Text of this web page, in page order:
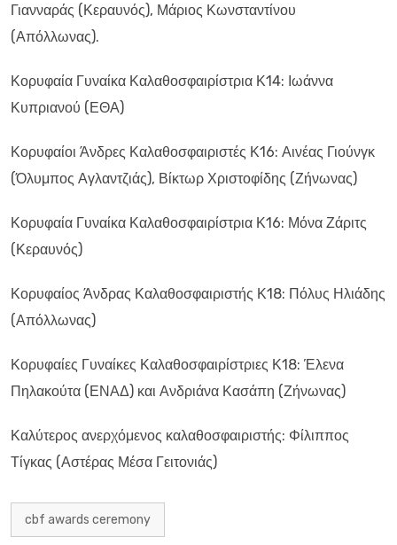
Γιανναράς (Κεραυνός), Μάριος Κωνσταντίνου
(Απόλλωνας).
Κορυφαία Γυναίκα Καλαθοσφαιρίστρια Κ14: Ιωάννα
Κυπριανού (ΕΘΑ)
Κορυφαίοι Άνδρες Καλαθοσφαιριστές Κ16: Αινέας Γιούνγκ
(Όλυμπος Αγλαντζιάς), Βίκτωρ Χριστοφίδης (Ζήνωνας)
Κορυφαία Γυναίκα Καλαθοσφαιρίστρια Κ16: Μόνα Ζάριτς
(Κεραυνός)
Κορυφαίος Άνδρας Καλαθοσφαιριστής Κ18: Πόλυς Ηλιάδης
(Απόλλωνας)
Κορυφαίες Γυναίκες Καλαθοσφαιρίστριες Κ18: Έλενα
Πηλακούτα (ΕΝΑΔ) και Ανδριάνα Κασάπη (Ζήνωνας)
Καλύτερος ανερχόμενος καλαθοσφαιριστής: Φίλιππος
Τίγκας (Αστέρας Μέσα Γειτονιάς)
cbf awards ceremony